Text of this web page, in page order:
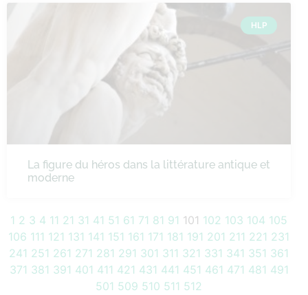
HLP
La figure du héros dans la littérature antique et
moderne
1 2 3 4 11 21 31 41 51 61 71 81 91 101 102 103 104 105
106 111 121 131 141 151 161 171 181 191 201 211 221 231
241 251 261 271 281 291 301 311 321 331 341 351 361
371 381 391 401 411 421 431 441 451 461 471 481 491
501 509 510 511 512